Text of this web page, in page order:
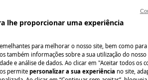
do
de ar.
Encontre o seu
Resolva
documentação
lhe proporcionar uma experiência
para melhorar o nosso site, bem como
também informações sobre a sua utilização do nosso
e análise de dados. Ao clicar em "Aceitar todos os
permitepersonalizar a sua experiência no site,